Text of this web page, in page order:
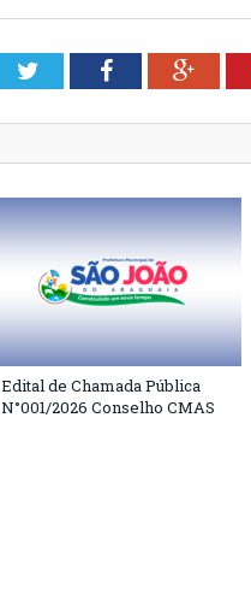
TwitterFacebook
Edital de Chamada Pública
N°001/2026 Conselho CMAS